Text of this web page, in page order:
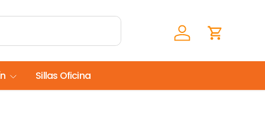
Iniciar sesiónCarrito
Sillas Oficina